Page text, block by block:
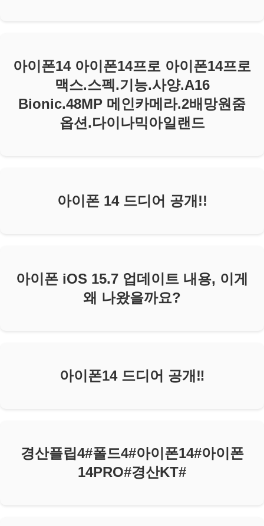
아이폰14 아이폰14프로 아이폰14프로
맥스.스펙.기능.사양.A16
Bionic.48MP 메인카메라.2배망원줌
옵션.다이나믹아일랜드
아이폰 14 드디어 공개!!
아이폰 iOS 15.7 업데이트 내용, 이게
왜 나왔을까요?
아이폰14 드디어 공개‼️
경산플립4#폴드4#아이폰14#아이폰
14PRO#경산KT#